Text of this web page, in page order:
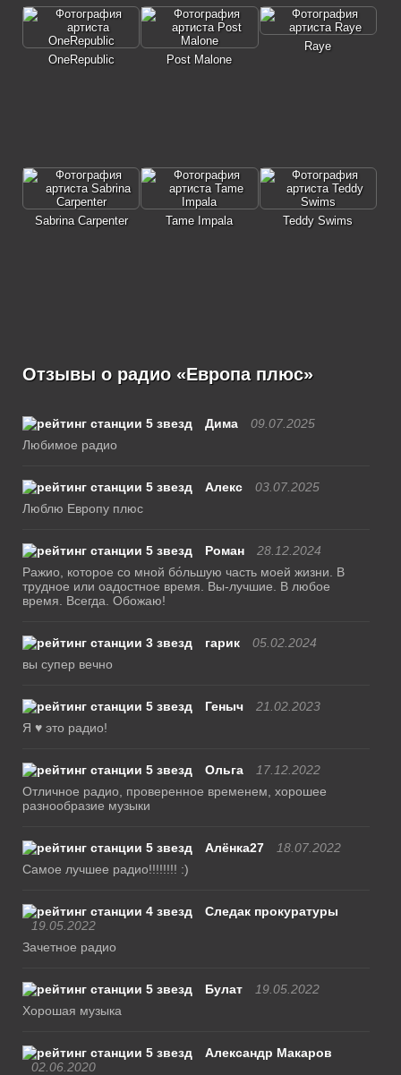
OneRepublic Post Malone
Raye
Sabrina Carpenter Tame Impala Teddy Swims
Отзывы о радио «Европа плюс»
Дима
09.07.2025
Любимое радио
Алекс
03.07.2025
Люблю Европу плюс
Роман
28.12.2024
Ражио, которое со мной бо́льшую часть моей жизни. В
трудное или оадостное время. Вы-лучшие. В любое
время. Всегда. Обожаю!
гарик
05.02.2024
вы супер вечно
Геныч
21.02.2023
Я ♥ это радио!
Ольга
17.12.2022
Отличное радио, проверенное временем, хорошее
разнообразие музыки
Алёнка27
18.07.2022
Самое лучшее радио!!!!!!!! :)
Следак прокуратуры
19.05.2022
Зачетное радио
Булат
19.05.2022
Хорошая музыка
Александр Макаров
02.06.2020